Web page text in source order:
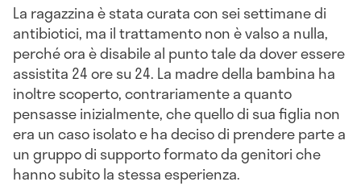
La ragazzina è stata curata con sei settimane di
antibiotici, ma il trattamento non è valso a nulla,
perché ora è disabile al punto tale da dover essere
assistita 24 ore su 24. La madre della bambina ha
inoltre scoperto, contrariamente a quanto
pensasse inizialmente, che quello di sua figlia non
era un caso isolato e ha deciso di prendere parte a
un gruppo di supporto formato da genitori che
hanno subito la stessa esperienza.